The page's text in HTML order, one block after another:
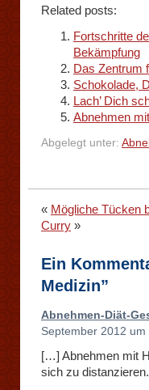
Related posts:
Fortschritte
Bekämpfung
Das Zentrum
Schokolade,
Lach’ Dich
Abnehmen
Abgelegt unter:
« Mögliche Tücken
Curry »
Ein
Medizin”
Abnehmen-Diät-
September 2012 um
[…] Abnehmen mit
sich zu